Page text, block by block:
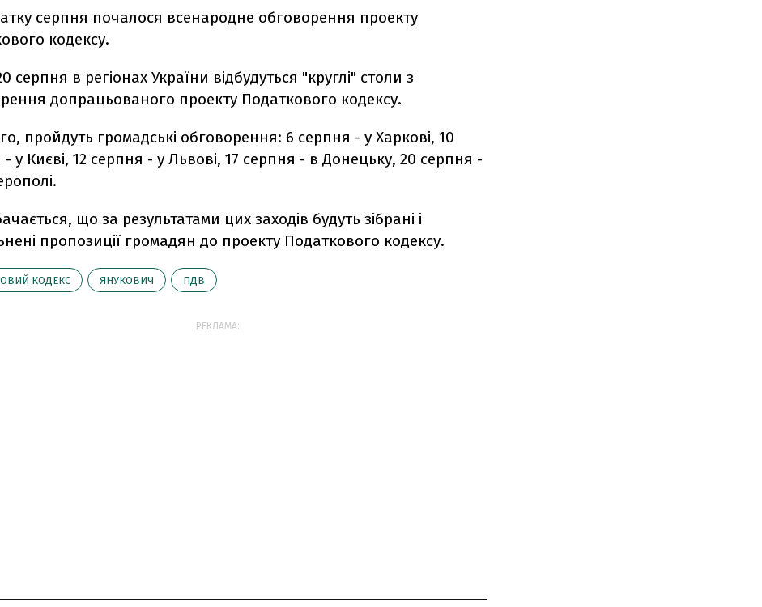
серпня почалося всенародне обговорення проекту
кодексу.
серпня в регіонах України відбудуться "круглі" столи з
допрацьованого проекту Податкового кодексу.
пройдуть громадські обговорення: 6 серпня - у Харкові, 10
у Києві, 12 серпня - у Львові, 17 серпня - в Донецьку, 20 серпня -
що за результатами цих заходів будуть зібрані і
пропозиції громадян до проекту Податкового кодексу.
КОДЕКС ЯНУКОВИЧ ПДВ
РЕКЛАМА: